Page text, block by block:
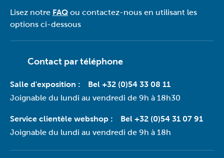
Lisez notre FAQ ou contactez-nous en utilisant les
options ci-dessous
Contact par téléphone
Salle d'exposition :
Bel +32 (0)54 33 08 11
Joignable du lundi au vendredi de 9h à 18h30
Service clientèle webshop :
Bel +32 (0)54 31 07 91
Joignable du lundi au vendredi de 9h à 18h